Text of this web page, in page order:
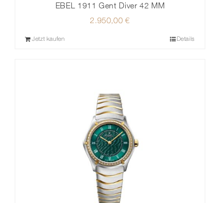
EBEL 1911 Gent Diver 42 MM
2.950,00€
Jetzt kaufen Details